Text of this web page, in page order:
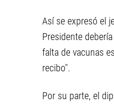
Así se expresó el
Presidente
falta de vacunas
recibo".
Por su parte, el